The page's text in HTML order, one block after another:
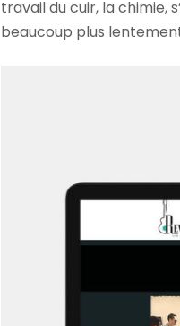
travail du cuir, la chimie,
beaucoup plus